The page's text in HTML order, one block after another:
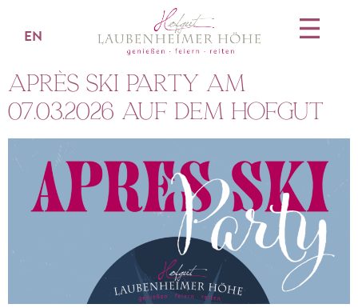
EN
Après Ski Party am
07.03.2026 auf dem Hofgut